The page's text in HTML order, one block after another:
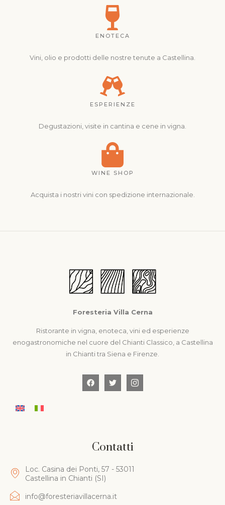
ENOTECA
Vini, olio e prodotti delle nostre tenute a Castellina.
ESPERIENZE
Degustazioni, visite in cantina e cene in vigna.
WINE SHOP
Acquista i nostri vini con spedizione internazionale.
Foresteria Villa Cerna
Ristorante in vigna, enoteca, vini ed esperienze
enogastronomiche nel cuore del Chianti Classico, a Castellina
in Chianti tra Siena e Firenze.
Contatti
Loc. Casina dei Ponti, 57 - 53011
Castellina in Chianti (SI)
info@foresteriavillacerna.it